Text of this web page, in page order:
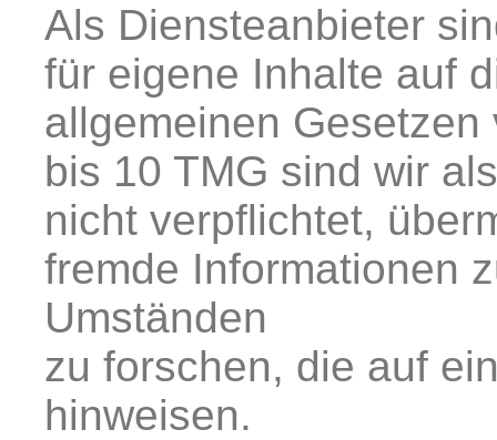
Als Diensteanbieter
für eigene Inhalte auf
allgemeinen
bis 10 TMG sind wir
nicht verpflichtet,
fremde Informationen
Umständen
zu forschen, die auf
hinweisen.